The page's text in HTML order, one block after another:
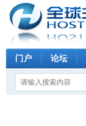
门户 论坛